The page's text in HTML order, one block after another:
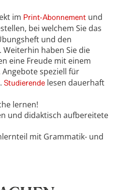
im Print-Abonnement und
bei welchem Sie das
und den
haben Sie die
eine Freude mit einem
speziell für
. Studierende lesen dauerhaft
lernen!
und didaktisch aufbereitete
mit Grammatik- und